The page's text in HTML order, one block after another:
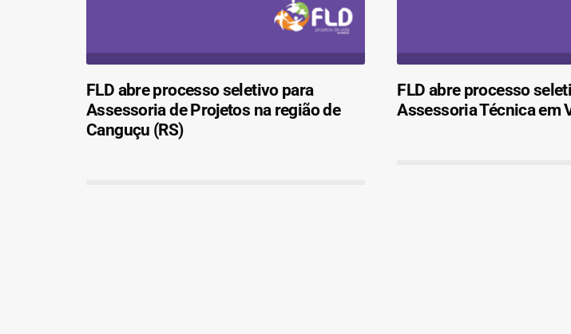
FLD abre processo seletivo para
Assessoria de Projetos na região de
Canguçu (RS)
FLD abre processo
Assessoria Técnica em